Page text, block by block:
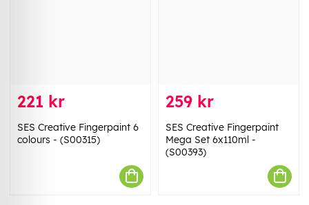
221 kr
SES Creative Fingerpaint 6
colours - (S00315)
259 kr
SES Creative Fingerpaint
Mega Set 6x110ml -
(S00393)